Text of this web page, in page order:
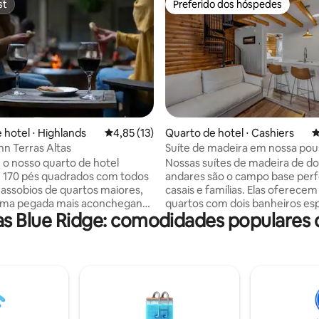
de 5, 95 avaliações
⋅ Highlands 4,85 de uma avaliação média de 5, 13
4,85 (13)
Terras Altas
o nosso quarto de hotel
pés quadrados com todos
de quartos maiores,
pegada mais aconchegante
de luxo, lençóis
vintage dos Apalaches,
chuveiro com a melhor
água. Observe que este
Preferido dos hóspedes
Preferido dos hóspedes
Quarto de hotel ⋅ Cashiers
Suíte de madeira em nossa
boutique com cervejaria
Nossas suítes de madeira de
andares são o campo base
casais e famílias. Elas
quartos com dois banheiros
juntamente com uma
equipada com cooktop de
do Norte. Faça uma caminhada
até a nossa cervejaria no local, a
Whiteside Brewing Co., e
Blue Ridge: comodidades populares